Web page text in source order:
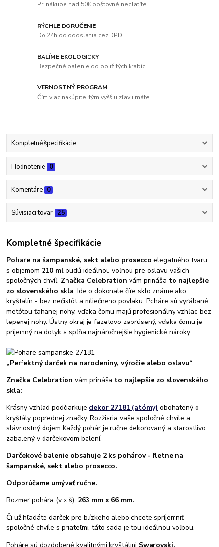
Pri nákupe nad 50€ poštovné neplatíte.
RÝCHLE DORUČENIE
Do 24h od odoslania cez DPD
BALÍME EKOLOGICKY
Bezpečné balenie do použitých krabíc
VERNOSTNÝ PROGRAM
Čím viac nakúpite, tým vyššiu zľavu máte
Kompletné špecifikácie
Hodnotenie 0
Komentáre 0
Súvisiaci tovar 25
Kompletné špecifikácie
Poháre na šampanské, sekt alebo prosecco elegatného tvaru
s objemom 210 mlbudú ideálnou voľnou pre oslavu vašich
spoločných chvíľ. Značka Celebration vám prináša to najlepšie
zo slovenského skla. Ide o dokonale číre sklo známe ako
kryštalín - bez nečistôt a mliečneho povlaku. Poháre sú vyrábané
metótou ťahanej nohy, vďaka čomu majú profesionálny vzhľad bez
lepenej nohy. Ústny okraj je fazetovo zabrúsený, vďaka čomu je
príjemný na dotyk a spľňa najnáročnejšie hygienické nároky.
„Perfektný darček na narodeniny, výročie alebo oslavu“
Značka Celebration vám prináša to najlepšie zo slovenského
skla:
Krásny vzhľad podčiarkuje dekor 27181 (atómy) obohatený o
kryštály poprednej značky. Rozžiaria vaše spoločné chvíle a
slávnostný dojem Každý pohár je ručne dekorovaný a starostlivo
zabalený v darčekovom balení.
Darčekové balenie obsahuje 2 ks pohárov - fletne na
šampanské, sekt alebo prosecco.
Odporúčame umývať ručne.
Rozmer pohára (v x š): 263 mm x 66 mm.
Či už hľadáte darček pre blízkeho alebo chcete spríjemniť
spoločné chvíle s priateľmi, táto sada je tou ideálnou voľbou.
Poháre sú dozdobené kvalitnými kryštálmi Swarovski.